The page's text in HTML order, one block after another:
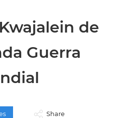
de
Guerra
Share